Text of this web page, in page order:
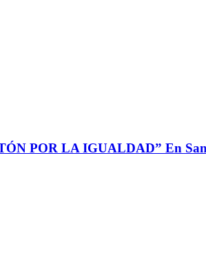
POR LA IGUALDAD” En